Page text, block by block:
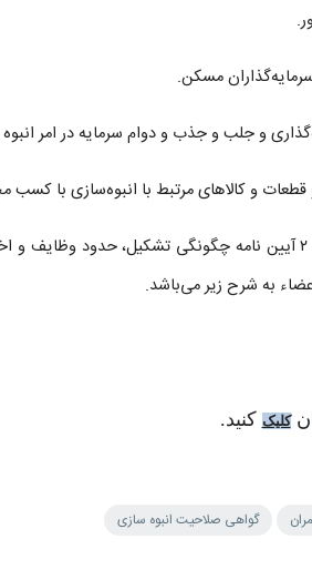
۲آیین نامه چگونگی تشکیل، حدود وظایف و
به شرح زیر می‌باشد.
کلیک کنید.
گواهی صلاحیت انبوه سازی